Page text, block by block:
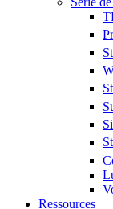
Ressources